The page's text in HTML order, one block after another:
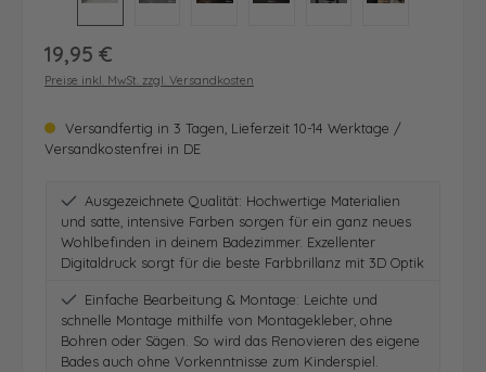
Regulärer Preis:
19,95 €
Preise inkl. MwSt. zzgl. Versandkosten
Versandfertig in 3 Tagen, Lieferzeit 10-14 Werktage /
Versandkostenfrei in DE
Ausgezeichnete Qualität: Hochwertige Materialien
und satte, intensive Farben sorgen für ein ganz neues
Wohlbefinden in deinem Badezimmer. Exzellenter
Digitaldruck sorgt für die beste Farbbrillanz mit 3D Optik
Einfache Bearbeitung & Montage: Leichte und
schnelle Montage mithilfe von Montagekleber, ohne
Bohren oder Sägen. So wird das Renovieren des eigene
Bades auch ohne Vorkenntnisse zum Kinderspiel.